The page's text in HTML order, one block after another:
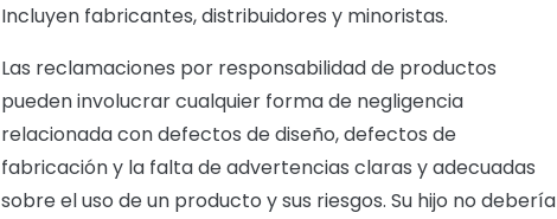
Incluyen fabricantes, distribuidores y minoristas.
Las reclamaciones por responsabilidad de productos
pueden involucrar cualquier forma de negligencia
relacionada con defectos de diseño, defectos de
fabricación y la falta de advertencias claras y adecuadas
sobre el uso de un producto y sus riesgos. Su hijo no debería